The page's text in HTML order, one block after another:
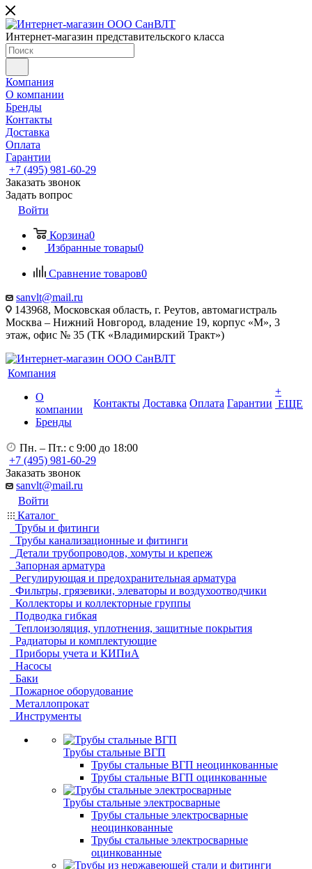
Интернет-магазин представительского класса
Компания
О компании
Бренды
Контакты
Доставка
Оплата
Гарантии
+7 (495) 981-60-29
Заказать звонок
Задать вопрос
Войти
Корзина0
Избранные товары0
Сравнение товаров0
sanvlt@mail.ru
143968, Московская область, г. Реутов, автомагистраль
Москва – Нижний Новгород, владение 19, корпус «М», 3
этаж, офис № 35 (ТК «Владимирский Тракт»)
Компания
О
компании
Бренды
Контакты Доставка Оплата Гарантии
+
ЕЩЕ
Пн. – Пт.: с 9:00 до 18:00
+7 (495) 981-60-29
Заказать звонок
sanvlt@mail.ru
Войти
Каталог
Трубы и фитинги
Трубы канализационные и фитинги
Детали трубопроводов, хомуты и крепеж
Запорная арматура
Регулирующая и предохранительная арматура
Фильтры, грязевики, элеваторы и воздухоотводчики
Коллекторы и коллекторные группы
Подводка гибкая
Теплоизоляция, уплотнения, защитные покрытия
Радиаторы и комплектующие
Приборы учета и КИПиА
Насосы
Баки
Пожарное оборудование
Металлопрокат
Инструменты
Трубы стальные ВГП
Трубы стальные ВГП неоцинкованные
Трубы стальные ВГП оцинкованные
Трубы стальные электросварные
Трубы стальные электросварные
неоцинкованные
Трубы стальные электросварные
оцинкованные